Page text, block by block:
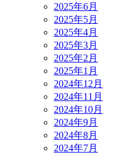
2025年6月
2025年5月
2025年4月
2025年3月
2025年2月
2025年1月
2024年12月
2024年11月
2024年10月
2024年9月
2024年8月
2024年7月